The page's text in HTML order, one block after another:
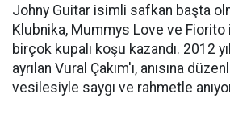
Johny Guitar isimli safkan başta
Klubnika, Mummys Love ve Fiorito
birçok kupalı koşu kazandı. 2012
ayrılan Vural Çakım'ı, anısına
vesilesiyle saygı ve rahmetle